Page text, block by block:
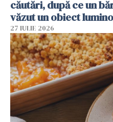
căutări, după ce un
văzut un obiect
27 IULIE 2026